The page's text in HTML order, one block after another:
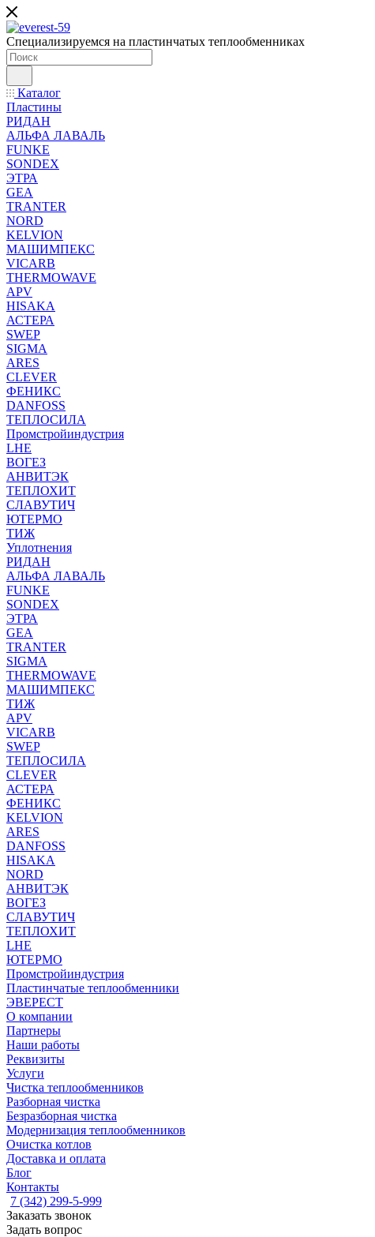
Специализируемся на пластинчатых теплообменниках
Каталог
Пластины
РИДАН
АЛЬФА ЛАВАЛЬ
FUNKE
SONDEX
ЭТРА
GEA
TRANTER
NORD
KELVION
МАШИМПЕКС
VICARB
THERMOWAVE
APV
HISAKA
АСТЕРА
SWEP
SIGMA
ARES
CLEVER
ФЕНИКС
DANFOSS
ТЕПЛОСИЛА
Промстройиндустрия
LHE
ВОГЕЗ
АНВИТЭК
ТЕПЛОХИТ
СЛАВУТИЧ
ЮТЕРМО
ТИЖ
Уплотнения
РИДАН
АЛЬФА ЛАВАЛЬ
FUNKE
SONDEX
ЭТРА
GEA
TRANTER
SIGMA
THERMOWAVE
МАШИМПЕКС
ТИЖ
APV
VICARB
SWEP
ТЕПЛОСИЛА
CLEVER
АСТЕРА
ФЕНИКС
KELVION
ARES
DANFOSS
HISAKA
NORD
АНВИТЭК
ВОГЕЗ
СЛАВУТИЧ
ТЕПЛОХИТ
LHE
ЮТЕРМО
Промстройиндустрия
Пластинчатые теплообменники
ЭВЕРЕСТ
О компании
Партнеры
Наши работы
Реквизиты
Услуги
Чистка теплообменников
Разборная чистка
Безразборная чистка
Модернизация теплообменников
Очистка котлов
Доставка и оплата
Блог
Контакты
7 (342) 299-5-999
Заказать звонок
Задать вопрос